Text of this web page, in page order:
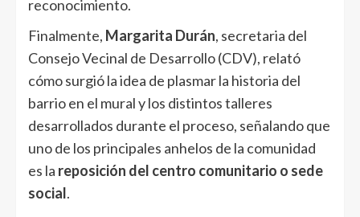
reconocimiento.
Finalmente, Margarita Durán, secretaria del
Consejo Vecinal de Desarrollo (CDV), relató
cómo surgió la idea de plasmar la historia del
barrio en el mural y los distintos talleres
desarrollados durante el proceso, señalando que
uno de los principales anhelos de la comunidad
es la reposición del centro comunitario o sede
social.